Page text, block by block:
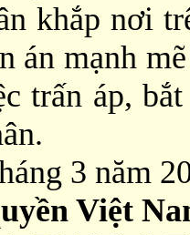
khắp nơi
án mạnh
trấn áp,
3 năm
Việt